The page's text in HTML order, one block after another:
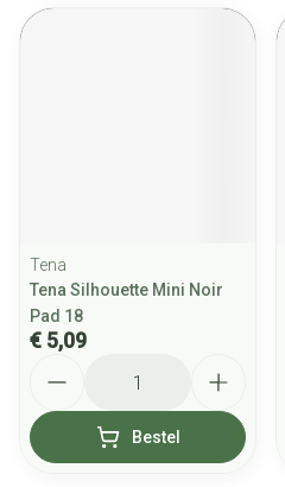
Tena
Tena Silhouette Mini Noir
Pad 18
€ 5,09
Bestel